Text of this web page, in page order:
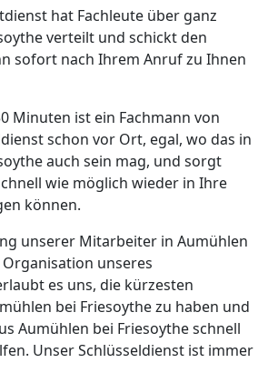
hat Fachleute über ganz
verteilt und schickt den
sofort nach Ihrem Anruf zu Ihnen
Minuten ist ein Fachmann von
schon vor Ort, egal, wo das in
auch sein mag, und sorgt
wie möglich wieder in Ihre
können.
unserer Mitarbeiter in Aumühlen
unseres
es uns, die kürzesten
bei Friesoythe zu haben und
Aumühlen bei Friesoythe schnell
Unser Schlüsseldienst ist immer